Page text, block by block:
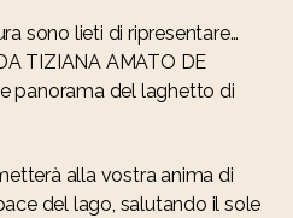
sono lieti di ripresentare…
TIZIANA AMATO DE
panorama del laghetto di
alla vostra anima di
del lago, salutando il sole